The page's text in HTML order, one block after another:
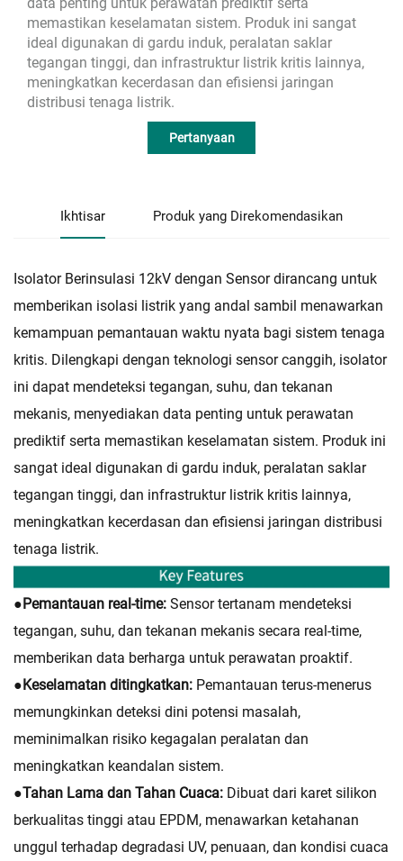
memastikan keselamatan sistem. Produk ini sangat
ideal digunakan di gardu induk, peralatan saklar
tegangan tinggi, dan infrastruktur listrik kritis lainnya,
meningkatkan kecerdasan dan efisiensi jaringan
distribusi tenaga listrik.
Pertanyaan
Ikhtisar Produk yang Direkomendasikan
Isolator Berinsulasi 12kV dengan Sensor dirancang untuk
memberikan isolasi listrik yang andal sambil menawarkan
kemampuan pemantauan waktu nyata bagi sistem tenaga
kritis. Dilengkapi dengan teknologi sensor canggih, isolator
ini dapat mendeteksi tegangan, suhu, dan tekanan
mekanis, menyediakan data penting untuk perawatan
prediktif serta memastikan keselamatan sistem. Produk ini
sangat ideal digunakan di gardu induk, peralatan saklar
tegangan tinggi, dan infrastruktur listrik kritis lainnya,
meningkatkan kecerdasan dan efisiensi jaringan distribusi
tenaga listrik.
●Pemantauan real-time: Sensor tertanam mendeteksi
tegangan, suhu, dan tekanan mekanis secara real-time,
memberikan data berharga untuk perawatan proaktif.
●Keselamatan ditingkatkan: Pemantauan terus-menerus
memungkinkan deteksi dini potensi masalah,
meminimalkan risiko kegagalan peralatan dan
meningkatkan keandalan sistem.
●Tahan Lama dan Tahan Cuaca: Dibuat dari karet silikon
berkualitas tinggi atau EPDM, menawarkan ketahanan
unggul terhadap degradasi UV, penuaan, dan kondisi cuaca